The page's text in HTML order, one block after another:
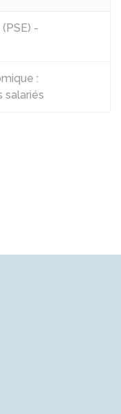
-
:
salariés